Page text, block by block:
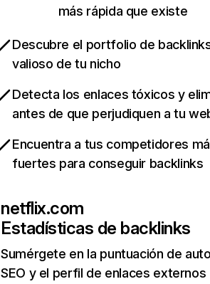
más rápida que existe
Descubre el portfolio de
valioso de tu nicho
Detecta los enlaces tóxicos y
antes de que perjudiquen a tu
Encuentra a tus competidores
fuertes para conseguir backlinks
netflix.com
Estadísticas de backlinks
Sumérgete en la puntuación de
SEO y el perfil de enlaces externos